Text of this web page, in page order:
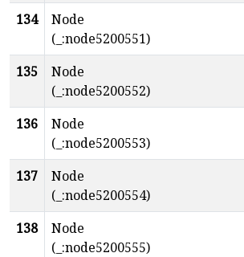
134
Node
(_:node5200551)
135
Node
(_:node5200552)
136
Node
(_:node5200553)
137
Node
(_:node5200554)
138
Node
(_:node5200555)